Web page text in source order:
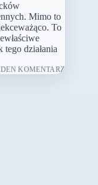
Mimo to
To
działania
KOMENTARZ